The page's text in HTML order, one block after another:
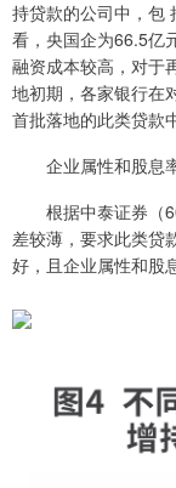
持贷款的公司中，包
看，央国企为66.5亿
融资成本较高，对于
地初期，各家银行在
首批落地的此类贷款
企业属性和股息
根据中泰证券（
差较薄，要求此类贷
好，且企业属性和股